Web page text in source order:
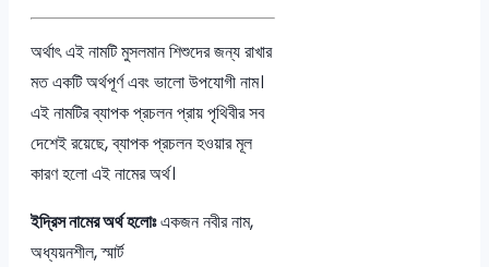
অর্থাৎ এই নামটি মুসলমান শিশুদের জন্য রাখার
মত একটি অর্থপূর্ণ এবং ভালো উপযোগী নাম।
এই নামটির ব্যাপক প্রচলন প্রায় পৃথিবীর সব
দেশেই রয়েছে, ব্যাপক প্রচলন হওয়ার মূল
কারণ হলো এই নামের অর্থ।
ইদ্রিস নামের অর্থ হলোঃএকজন নবীর নাম,
অধ্যয়নশীল, স্মার্ট